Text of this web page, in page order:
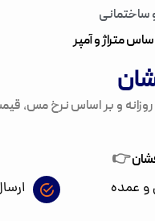
ساختمانی
متراژ و آمپر
👉
و عمده